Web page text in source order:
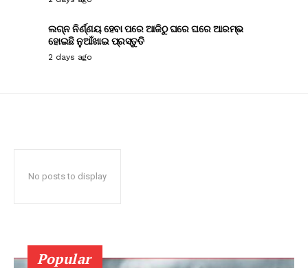
ଲଗ୍ନ ନିର୍ଣ୍ଣୟ ହେବା ପରେ ଆଜିଠୁ ଘରେ ଘରେ ଆରମ୍ଭ
ହୋଇଛି ନୁଆଁଖାଇ ପ୍ରସ୍ତୁତି
2 days ago
No posts to display
Popular